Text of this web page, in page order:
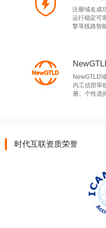
注册域名成
运行稳定可
擎等线路智
NewGTLD
内工信部审
册。个性选
时代互联资质荣誉